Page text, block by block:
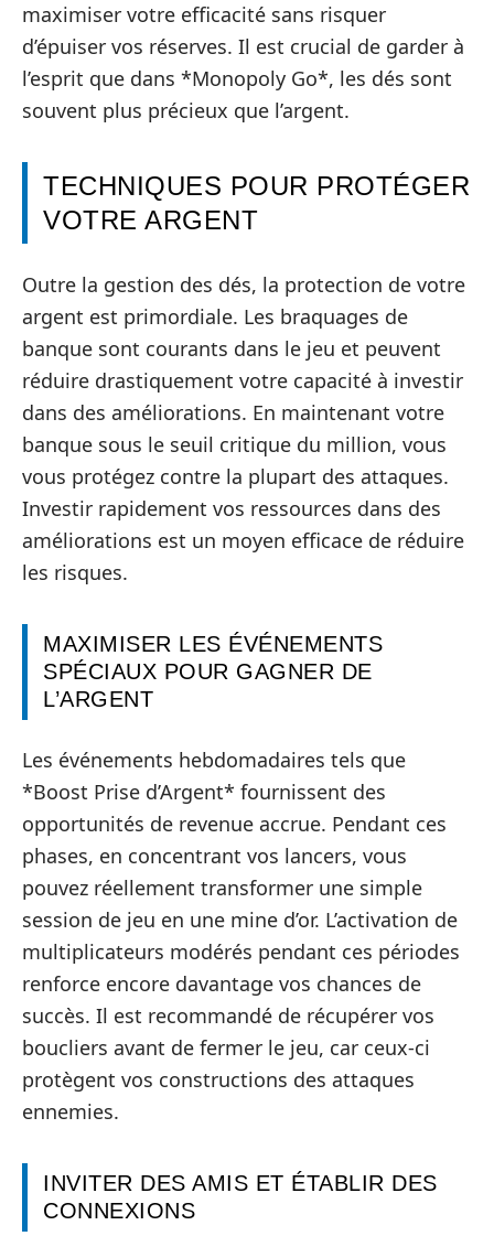
maximiser votre efficacité sans risquer
d’épuiser vos réserves. Il est crucial de garder à
l’esprit que dans *Monopoly Go*, les dés sont
souvent plus précieux que l’argent.
TECHNIQUES POUR PROTÉGER
VOTRE ARGENT
Outre la gestion des dés, la protection de votre
argent est primordiale. Les braquages de
banque sont courants dans le jeu et peuvent
réduire drastiquement votre capacité à investir
dans des améliorations. En maintenant votre
banque sous le seuil critique du million, vous
vous protégez contre la plupart des attaques.
Investir rapidement vos ressources dans des
améliorations est un moyen efficace de réduire
les risques.
MAXIMISER LES ÉVÉNEMENTS
SPÉCIAUX POUR GAGNER DE
L’ARGENT
Les événements hebdomadaires tels que
*Boost Prise d’Argent* fournissent des
opportunités de revenue accrue. Pendant ces
phases, en concentrant vos lancers, vous
pouvez réellement transformer une simple
session de jeu en une mine d’or. L’activation de
multiplicateurs modérés pendant ces périodes
renforce encore davantage vos chances de
succès. Il est recommandé de récupérer vos
boucliers avant de fermer le jeu, car ceux-ci
protègent vos constructions des attaques
ennemies.
INVITER DES AMIS ET ÉTABLIR DES
CONNEXIONS